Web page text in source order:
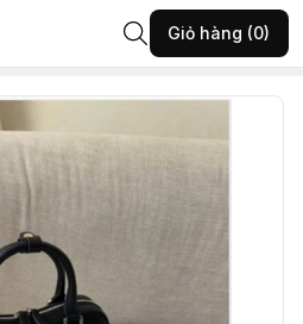
Giỏ hàng (0)
(7795SIZE22x25A400T726)